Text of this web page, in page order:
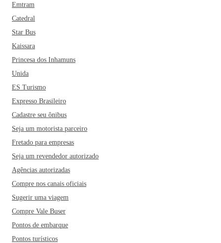
Emtram
Catedral
Star Bus
Kaissara
Princesa dos Inhamuns
Unida
ES Turismo
Expresso Brasileiro
Cadastre seu ônibus
Seja um motorista parceiro
Fretado para empresas
Seja um revendedor autorizado
Agências autorizadas
Compre nos canais oficiais
Sugerir uma viagem
Compre Vale Buser
Pontos de embarque
Pontos turísticos